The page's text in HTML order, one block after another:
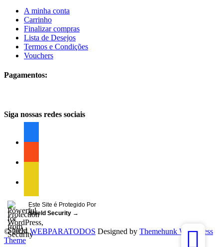
A minha conta
Carrinho
Finalizar compras
Lista de Desejos
Termos e Condições
Vouchers
Pagamentos:
Siga nossas redes sociais
Este Site é Protegido Por
Shield Security →
© 2024WEBPARATODOS Designed by Themehunk WordPress
Theme